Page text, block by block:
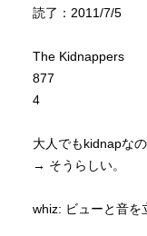
読了：2011/7/5
The Kidnappers
877
4
大人でもkidnapな
→ そうらしい。
whiz: ビューと音を